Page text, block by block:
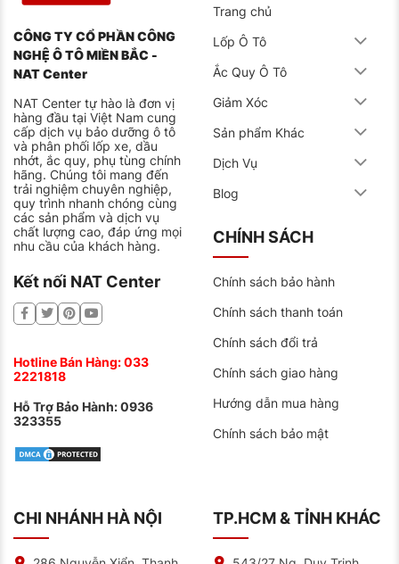
CÔNG TY CỔ PHẦN CÔNG
NGHỆ Ô TÔ MIỀN BẮC -
NAT Center
NAT Center tự hào là đơn vị
hàng đầu tại Việt Nam cung
cấp dịch vụ bảo dưỡng ô tô
và phân phối lốp xe, dầu
nhớt, ắc quy, phụ tùng chính
hãng. Chúng tôi mang đến
trải nghiệm chuyên nghiệp,
quy trình nhanh chóng cùng
các sản phẩm và dịch vụ
chất lượng cao, đáp ứng mọi
nhu cầu của khách hàng.
Kết nối NAT Center
Hotline Bán Hàng:033
2221818
Hỗ Trợ Bảo Hành:0936
323355
Trang chủ
Lốp Ô Tô
Ắc Quy Ô Tô
Giảm Xóc
Sản phẩm Khác
Dịch Vụ
Blog
CHÍNH SÁCH
Chính sách bảo hành
Chính sách thanh toán
Chính sách đổi trả
Chính sách giao hàng
Hướng dẫn mua hàng
Chính sách bảo mật
CHI NHÁNH HÀ NỘI TP.HCM & TỈNH KHÁC